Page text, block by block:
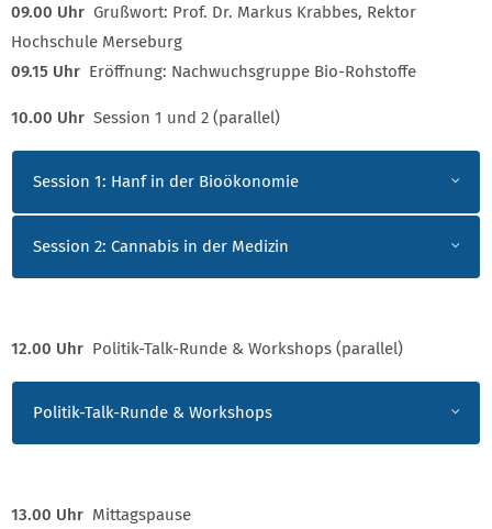
09.00 Uhr Grußwort: Prof. Dr. Markus Krabbes, Rektor
Hochschule Merseburg
09.15 Uhr Eröffnung: Nachwuchsgruppe Bio-Rohstoffe
10.00 Uhr Session 1 und 2 (parallel)
PROGRAMM
Session 1: Hanf in der Bioökonomie
Session 2: Cannabis in der Medizin
12.00 Uhr Politik-Talk-Runde & Workshops (parallel)
PROGRAMM
Politik-Talk-Runde & Workshops
13.00 Uhr Mittagspause